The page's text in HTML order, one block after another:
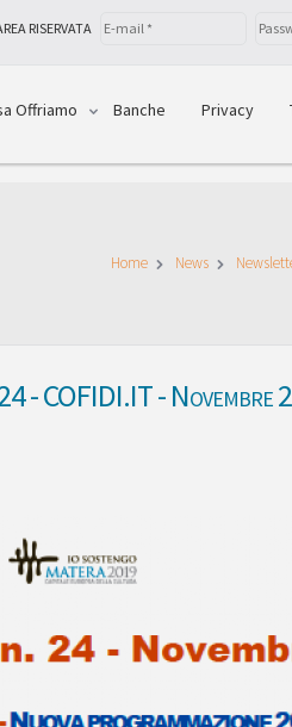
RISERVATA
Offriamo Banche Privacy
Home News
- COFIDI.IT - Novembre